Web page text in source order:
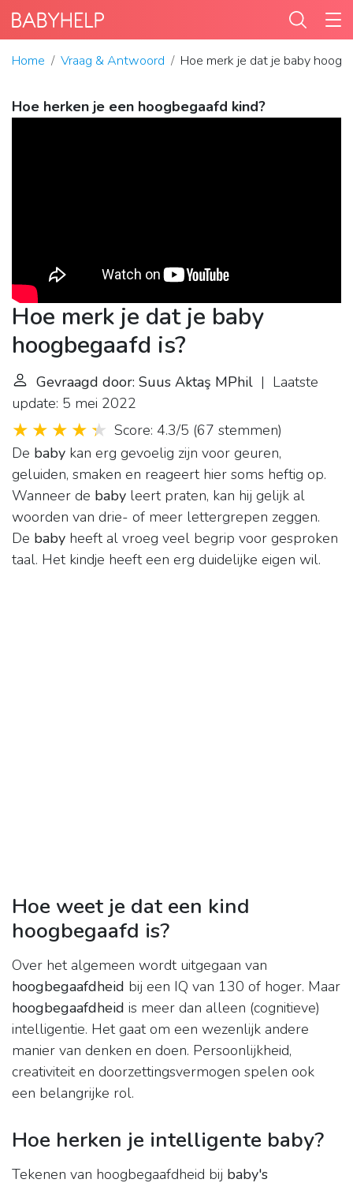
Home Vraag & Antwoord Hoe merk je dat je baby
Hoe herken je een hoogbegaafd kind?
Hoe merk je dat je baby
hoogbegaafd is?
Gevraagd door: Suus Aktaş MPhil | Laatste
update: 5 mei 2022
Score: 4.3/5 (67 stemmen)
De baby kan erg gevoelig zijn voor geuren,
geluiden, smaken en reageert hier soms heftig op.
Wanneer de baby leert praten, kan hij gelijk al
woorden van drie- of meer lettergrepen zeggen.
De baby heeft al vroeg veel begrip voor gesproken
taal. Het kindje heeft een erg duidelijke eigen wil.
Hoe weet je dat een kind
hoogbegaafd is?
Over het algemeen wordt uitgegaan van
hoogbegaafdheid bij een IQ van 130 of hoger. Maar
hoogbegaafdheid is meer dan alleen (cognitieve)
intelligentie. Het gaat om een wezenlijk andere
manier van denken en doen. Persoonlijkheid,
creativiteit en doorzettingsvermogen spelen ook
een belangrijke rol.
Hoe herken je intelligente baby?
Tekenen van hoogbegaafdheid bij baby's